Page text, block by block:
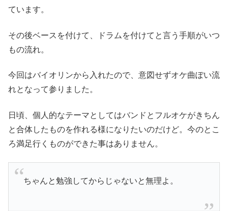
ています。
その後ベースを付けて、ドラムを付けてと言う手順がいつ
もの流れ。
今回はバイオリンから入れたので、意図せずオケ曲ぽい流
れとなって参りました。
日頃、個人的なテーマとしてはバンドとフルオケがきちん
と合体したものを作れる様になりたいのだけど。今のとこ
ろ満足行くものができた事はありません。
ちゃんと勉強してからじゃないと無理よ。